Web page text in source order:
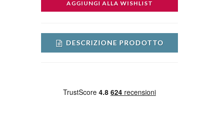
AGGIUNGI ALLA WISHLIST
DESCRIZIONE PRODOTTO